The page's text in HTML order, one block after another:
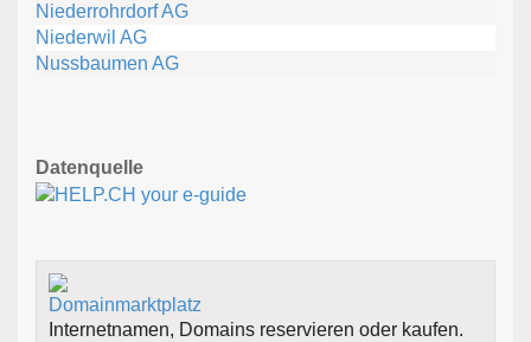
Niederrohrdorf AG
Niederwil AG
Nussbaumen AG
Datenquelle
Internetnamen, Domains reservieren oder kaufen.